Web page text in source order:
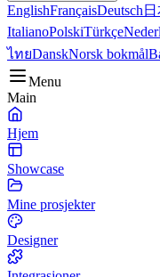
EnglishFrançaisDeutsch
ItalianoPolskiTürkçe
ไทยDanskNorsk bokmål
Menu
Main
Hjem
Showcase
Mine prosjekter
Designer